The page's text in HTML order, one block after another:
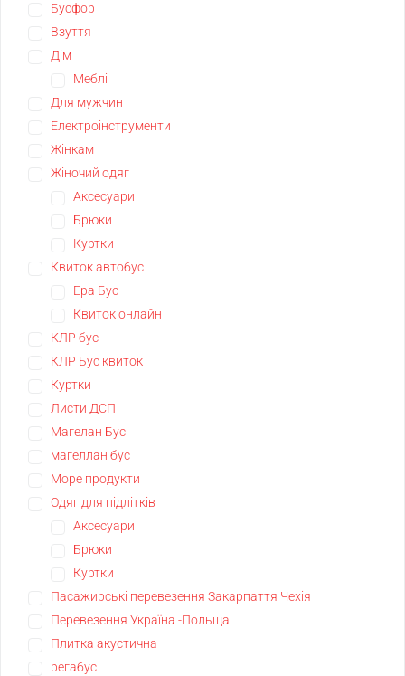
Бусфор
Взуття
Дім
Меблі
Для мужчин
Електроінструменти
Жінкам
Жіночий одяг
Аксесуари
Брюки
Куртки
Квиток автобус
Ера Бус
Квиток онлайн
КЛР бус
КЛР Бус квиток
Куртки
Листи ДСП
Магелан Бус
магеллан бус
Море продукти
Одяг для підлітків
Аксесуари
Брюки
Куртки
Пасажирські перевезення Закарпаття Чехія
Перевезення Україна -Польща
Плитка акустична
регабус